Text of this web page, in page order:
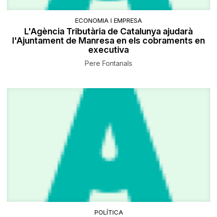
ECONOMIA I EMPRESA
L'Agència Tributària de Catalunya ajudarà
l'Ajuntament de Manresa en els cobraments en
executiva
Pere Fontanals
POLÍTICA